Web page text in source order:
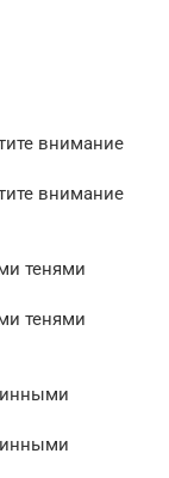
внимание
внимание
тенями
тенями